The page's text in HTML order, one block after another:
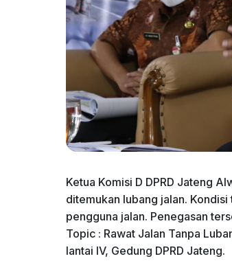
Ketua Komisi D DPRD Jateng
ditemukan lubang jalan.
pengguna jalan. Penegasan
Topic : Rawat Jalan Tanpa
lantai IV, Gedung DPRD Jateng.